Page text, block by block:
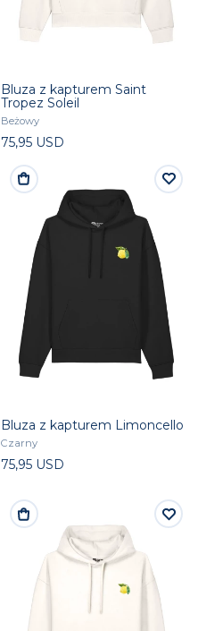
Bluza z kapturem Saint
Tropez Soleil
Beżowy
75,95 USD
Bluza z kapturem Limoncello
Czarny
75,95 USD